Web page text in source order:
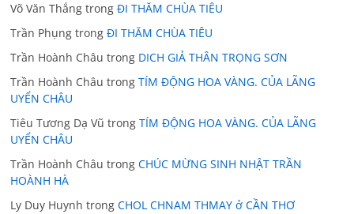
Võ Văn Thắng trongĐI THĂM CHÙA TIÊU
Trần Phụng trongĐI THĂM CHÙA TIÊU
Trần Hoành Châu trong DICH GIẢ THÂN TRỌNG SƠN
Trần Hoành Châu trongTÍM ĐỘNG HOA VÀNG. CỦA LÃNG
UYỂN CHÂU
Tiêu Tương Dạ Vũ trongTÍM ĐỘNG HOA VÀNG. CỦA LÃNG
UYỂN CHÂU
Trần Hoành Châu trongCHÚC MỪNG SINH NHẬT TRẦN
HOÀNH HÀ
Ly Duy Huynh trongCHOL CHNAM THMAY ở CẦN THƠ